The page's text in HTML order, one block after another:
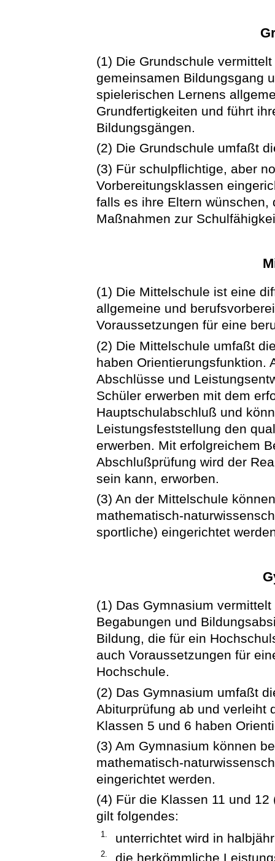
(1) Die Grundschule
gemeinsamen Bildungsgang
spielerischen Lernens
Grundfertigkeiten und führt
Bildungsgängen.
(2) Die Grundschule umfaßt
(3) Für schulpflichtige, aber
Vorbereitungsklassen
falls es ihre Eltern
Maßnahmen zur
(1) Die Mittelschule ist eine
allgemeine und
Voraussetzungen für eine
(2) Die Mittelschule umfaßt
haben Orientierungsfunktion.
Abschlüsse und
Schüler erwerben mit dem
Hauptschulabschluß und
Leistungsfeststellung den
erwerben. Mit erfolgreichem
Abschlußprüfung wird der
sein kann, erworben.
(3) An der Mittelschule
mathematisch-
sportliche) eingerichtet
(1) Das Gymnasium
Begabungen und
Bildung, die für ein
auch Voraussetzungen für
Hochschule.
(2) Das Gymnasium umfaßt
Abiturprüfung ab und verleiht
Klassen 5 und 6 haben
(3) Am Gymnasium können
mathematisch-
eingerichtet werden.
(4) Für die Klassen 11 und
gilt folgendes:
1. unterrichtet wird in
2. die herkömmliche